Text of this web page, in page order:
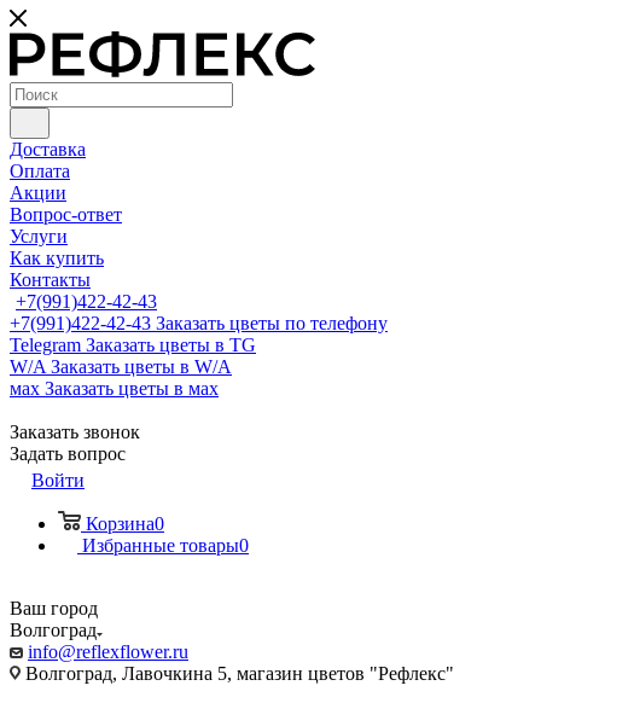
Доставка
Оплата
Акции
Вопрос-ответ
Услуги
Как купить
Контакты
+7(991)422-42-43
+7(991)422-42-43 Заказать цветы по телефону
Telegram Заказать цветы в TG
W/A Заказать цветы в W/A
мах Заказать цветы в мах
Заказать звонок
Задать вопрос
Войти
Корзина0
Избранные товары0
Ваш город
Волгоград
info@reflexflower.ru
Волгоград, Лавочкина 5, магазин цветов "Рефлекс"